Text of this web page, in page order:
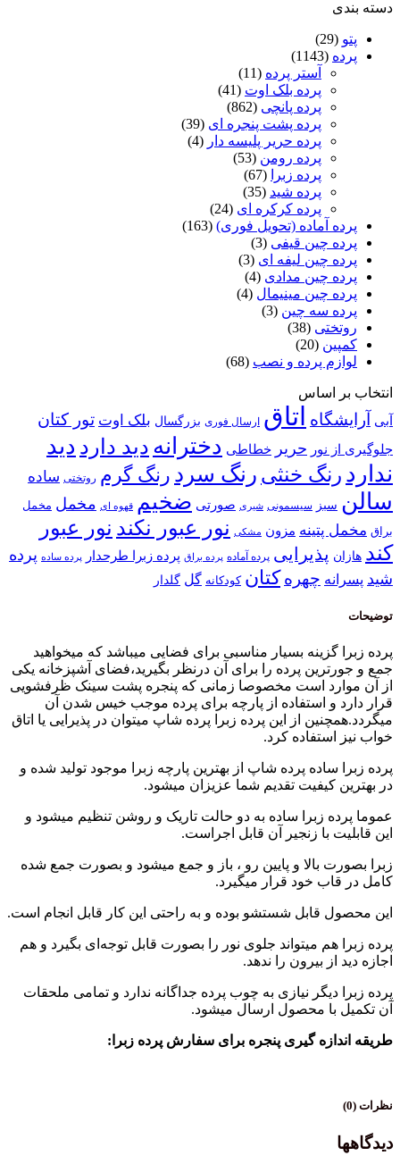
آستر پرده
پرده بلک اوت (41)
پرده پانچی
(862)
پرده پشت پنجره ای (39)
پرده حریر پلیسه دار
پرده رومن
(53)
پرده زبرا
پرده شید
پرده کرکره ای (24)
آماده (تحویل فوری) (163)
چین قیفی (3)
چین لیفه ای (3)
چین مدادی (4)
چین مینیمال (4)
سه چین (3)
(38)
پرده و نصب (68)
اساس
اتاق ارسال فوری بزرگسال بلک اوت تور کتان
نور حریر خطاطی دخترانهدید دارددید
خنثیرنگ سردرنگ گرم روتختی ساده
سبز سیسمونی شیری صورتی ضخیم قهوه ای مخمل مخمل
مزون مشکی نور عبور نکندنور عبور
پذیرایی پرده آماده پرده براق پرده زبرا طرحدار پرده ساده پرده
چهره کتان کودکانه گل گلدار
گزینه بسیار مناسبی برای فضایی میباشد که میخواهید
پرده را برای آن درنظر بگیرید،فضای آشپزخانه یکی
است مخصوصا زمانی که پنجره پشت سینک ظرفشویی
و استفاده از پارچه برای پرده موجب خیس شدن آن
از این پرده زبرا پرده شاپ میتوان در پذیرایی یا اتاق
کرد.
ساده پرده شاپ از بهترین پارچه زبرا موجود تولید شده و
کیفیت تقدیم شما عزیزان میشود.
زبرا ساده به دو حالت تاریک و روشن تنظیم میشود و
با زنجیر آن قابل اجراست.
بالا و پایین رو ، باز و جمع میشود و بصورت جمع شده
خود قرار میگیرد.
قابل شستشو بوده و به راحتی این کار قابل انجام است.
هم میتواند جلوی نور را بصورت قابل توجه‌ای بگیرد و هم
بیرون را ندهد.
دیگر نیازی به چوب پرده جداگانه ندارد و تمامی ملحقات
با محصول ارسال میشود.
گیری پنجره برای سفارش پرده زبرا: